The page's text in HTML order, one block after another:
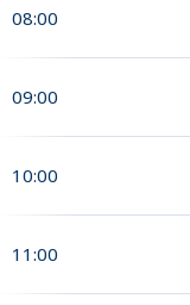
08:00
09:00
10:00
11:00